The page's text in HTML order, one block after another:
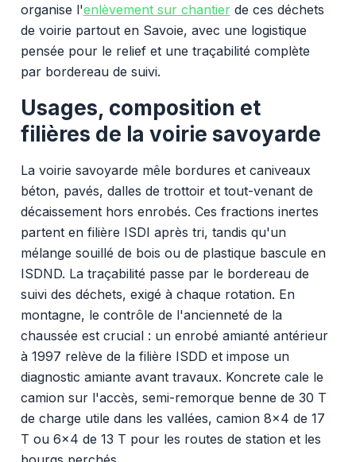
organise l'enlèvement sur chantierde ces déchets
de voirie partout en Savoie, avec une logistique
pensée pour le relief et une traçabilité complète
par bordereau de suivi.
Usages, composition et
filières de la voirie savoyarde
La voirie savoyarde mêle bordures et caniveaux
béton, pavés, dalles de trottoir et tout-venant de
décaissement hors enrobés. Ces fractions inertes
partent en filière ISDI après tri, tandis qu'un
mélange souillé de bois ou de plastique bascule en
ISDND. La traçabilité passe par le bordereau de
suivi des déchets, exigé à chaque rotation. En
montagne, le contrôle de l'ancienneté de la
chaussée est crucial : un enrobé amianté antérieur
à 1997 relève de la filière ISDD et impose un
diagnostic amiante avant travaux. Koncrete cale le
camion sur l'accès, semi-remorque benne de 30 T
de charge utile dans les vallées, camion 8x4 de 17
T ou 6x4 de 13 T pour les routes de station et les